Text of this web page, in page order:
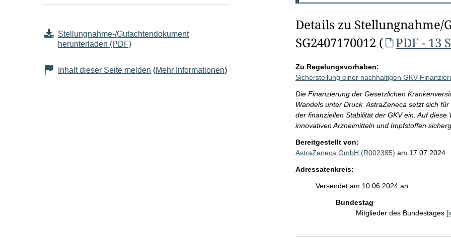
Seiteninhalt
Stellungnahme-/Gutachtendokument
herunterladen (PDF)
Inhalt dieser Seite melden (Mehr Informationen)
Details zu Stellungnahme/
SG2407170012 (
PDF - 13
Zu Regelungsvorhaben:
Sicherstellung einer nachhaltigen GKV-
Die Finanzierung der Gesetzlichen
Wandels unter Druck. AstraZeneca setzt sich
der finanziellen Stabilität der GKV ein. Auf
innovativen Arzneimitteln und Impfstoffen
Bereitgestellt von:
AstraZeneca GmbH (R002385) am 17.07.2024
Adressatenkreis:
Versendet am 10.06.2024 an:
Bundestag
Mitglieder des Bundestages